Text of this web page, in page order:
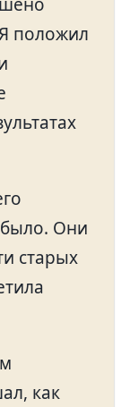
положил
Они
старых
как